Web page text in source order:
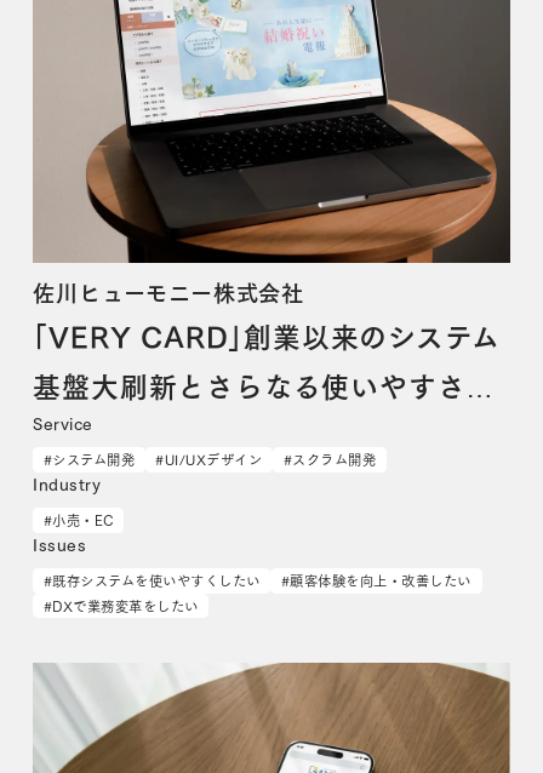
佐川ヒューモニー株式会社
「VERY CARD」創業以来のシステム
基盤大刷新とさらなる使いやすさの
追求
Service
#システム開発 #UI/UXデザイン #スクラム開発
Industry
#小売・EC
Issues
#既存システムを使いやすくしたい
#顧客体験を向上・改善したい
#DXで業務変革をしたい